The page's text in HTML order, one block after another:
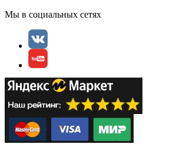
Мы в социальных сетях